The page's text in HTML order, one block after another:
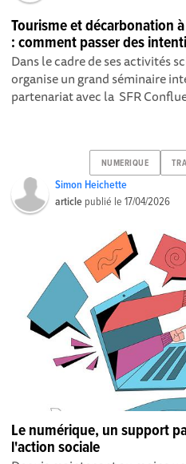
Tourisme et décarbonation
: comment passer des
Dans le cadre de ses activités
organise un grand séminaire
partenariat avec la SFR
NUMERIQUE
Simon Heichette
article publié le17/04/2026
Le numérique, un support
l'action sociale